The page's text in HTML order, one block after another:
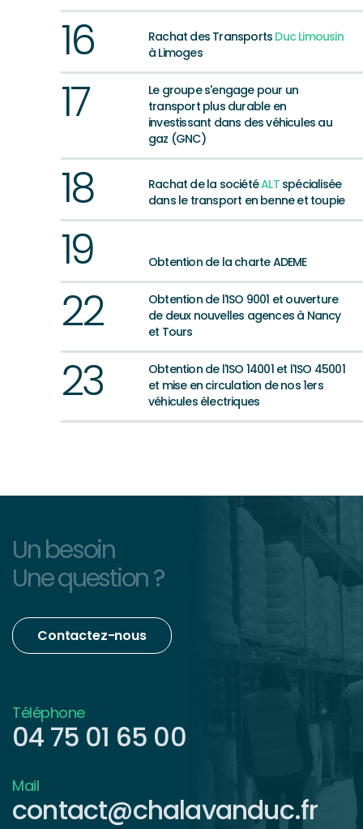
16 Rachat des Transports Duc Limousin
à Limoges
17
Le groupe s'engage pour un
transport plus durable en
investissant dans des véhicules au
gaz (GNC)
18 Rachat de la sociétéALTspécialisée
dans le transport en benne et toupie
19 Obtention de la charte ADEME
22
Obtention de l'ISO 9001 et ouverture
de deux nouvelles agences à Nancy
et Tours
23
Obtention de l'ISO 14001 et l'ISO 45001
et mise en circulation de nos 1ers
véhicules électriques
Un besoin
Une question ?
Contactez-nous
Téléphone
04 75 01 65 00
Mail
contact@chalavanduc.fr